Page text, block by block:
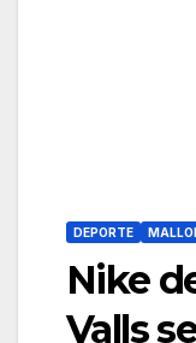
DEPORTE
Nike
Valls